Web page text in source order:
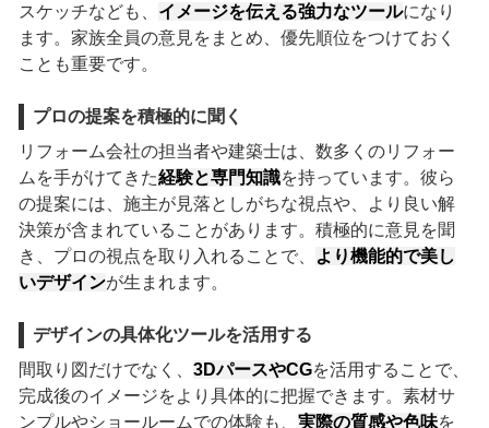
スケッチなども、 イメージを伝える強力なツールになり
ます。家族全員の意見をまとめ、優先順位をつけておく
ことも重要です。
プロの提案を積極的に聞く
リフォーム会社の担当者や建築士は、数多くのリフォー
ムを手がけてきた経験と専門知識を持っています。彼ら
の提案には、施主が見落としがちな視点や、より良い解
決策が含まれていることがあります。積極的に意見を聞
き、プロの視点を取り入れることで、
より機能的で美し
いデザインが生まれます。
デザインの具体化ツールを活用する
間取り図だけでなく、 3DパースやCGを活用することで、
完成後のイメージをより具体的に把握できます。素材サ
ンプルやショールームでの体験も、 実際の質感や色味を